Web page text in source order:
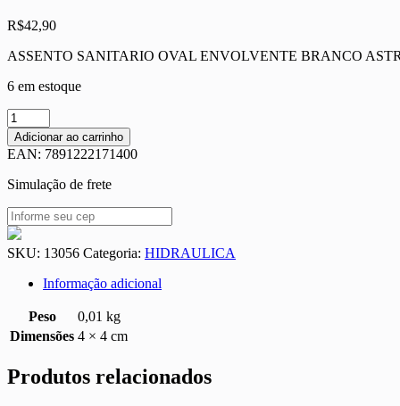
R$42,90
ASSENTO SANITARIO OVAL ENVOLVENTE BRANCO
6 em estoque
ASSENTO
SANITARIO
OVAL
ENVOLVENTE
BRANCO
ASTRA
TTO
quantidade
Adicionar ao carrinho
EAN: 7891222171400
Simulação de frete
SKU: 13056 Categoria: HIDRAULICA
Informação adicional
Peso
0,01 kg
Dimensões 4 × 4 cm
Produtos relacionados